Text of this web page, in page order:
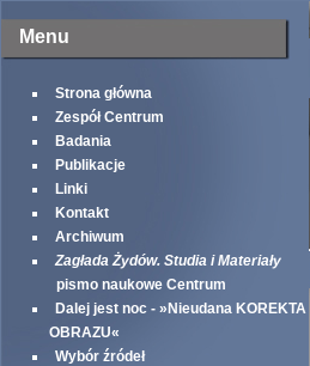
Menu
Strona główna
Zespół Centrum
Badania
Publikacje
Linki
Kontakt
Archiwum
Zagłada Żydów. Studia i Materiały
pismo naukowe Centrum
Dalej jest noc - »Nieudana KOREKTA
OBRAZU«
Wybór źródeł